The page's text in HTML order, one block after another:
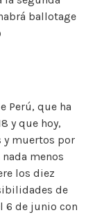
ballotage
Perú, que ha
y que hoy,
y muertos por
menos
los diez
de
6 de junio con